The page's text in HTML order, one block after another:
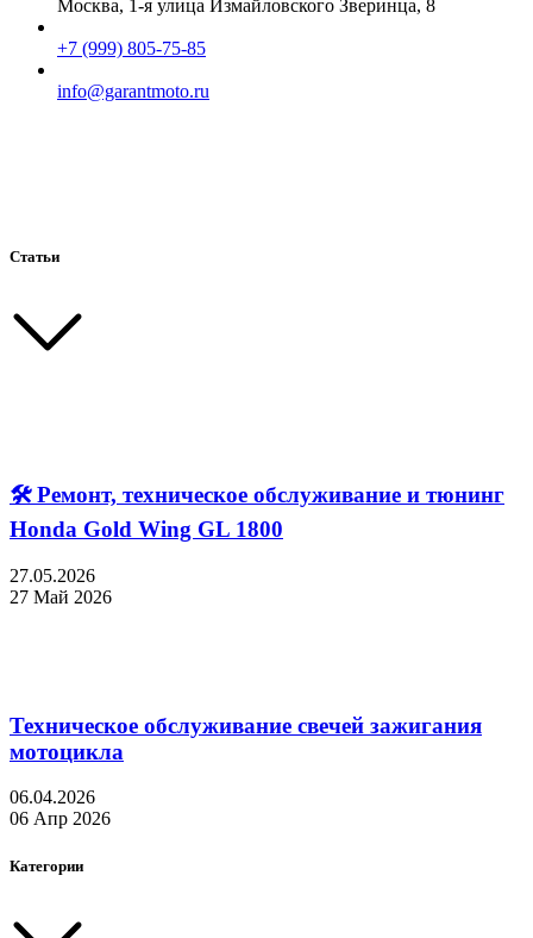
Москва, 1-я улица Измайловского Зверинца, 8
+7 (999) 805-75-85
info@garantmoto.ru
Статьи
🛠 Ремонт, техническое обслуживание и тюнинг
Honda Gold Wing GL 1800
27.05.2026
27 Май 2026
Техническое обслуживание свечей зажигания
мотоцикла
06.04.2026
06 Апр 2026
Категории